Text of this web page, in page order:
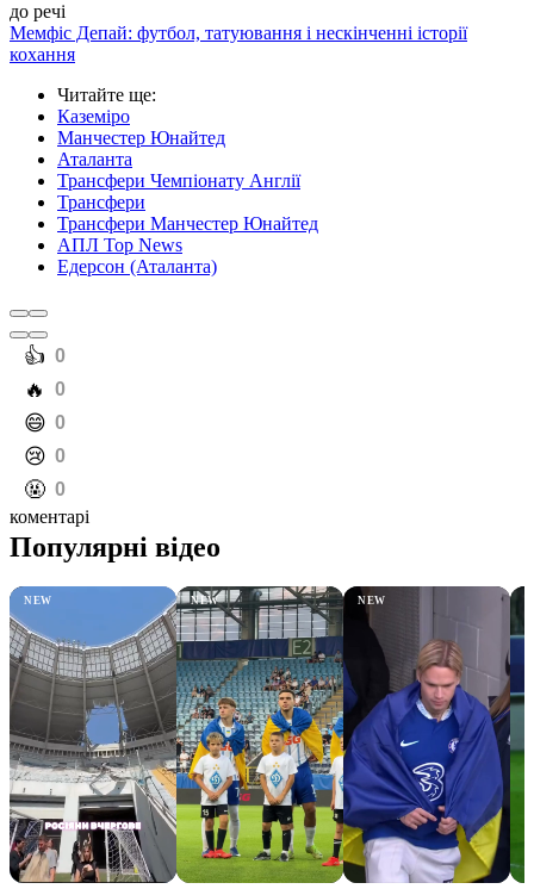
до речі
Мемфіс Депай: футбол, татуювання і нескінченні історії
кохання
Читайте ще:
Каземіро
Манчестер Юнайтед
Аталанта
Трансфери Чемпіонату Англії
Трансфери
Трансфери Манчестер Юнайтед
АПЛ Top News
Едерсон (Аталанта)
️👍 0
️🔥 0
️😄 0
️😢 0
️🤬 0
коментарі